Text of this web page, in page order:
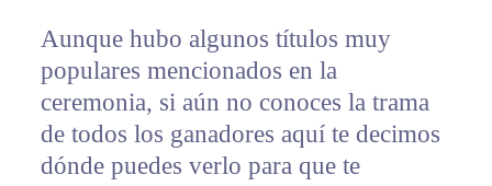
Aunque hubo algunos títulos muy
populares mencionados en la
ceremonia, si aún no conoces la trama
de todos los ganadores aquí te decimos
dónde puedes verlo para que te